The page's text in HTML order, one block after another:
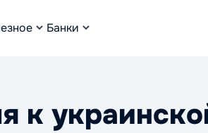
Банки
к